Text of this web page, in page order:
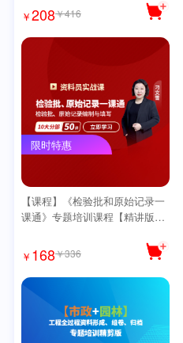
包】和【思维导图】
￥208￥416
限时特惠
【课程】《检验批和原始记录一
课通》专题培训课程【精讲版】
￥ 168￥336